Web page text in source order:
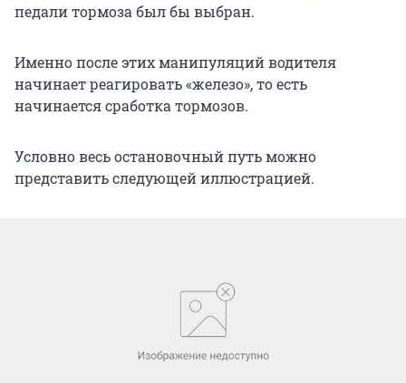
педали тормоза был бы выбран.
Именно после этих манипуляций водителя
начинает реагировать «железо», то есть
начинается сработка тормозов.
Условно весь остановочный путь можно
представить следующей иллюстрацией.